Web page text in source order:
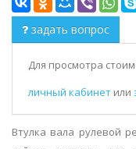
задать вопрос
Для просмотра
личный кабинет или
Втулка вала рулевой